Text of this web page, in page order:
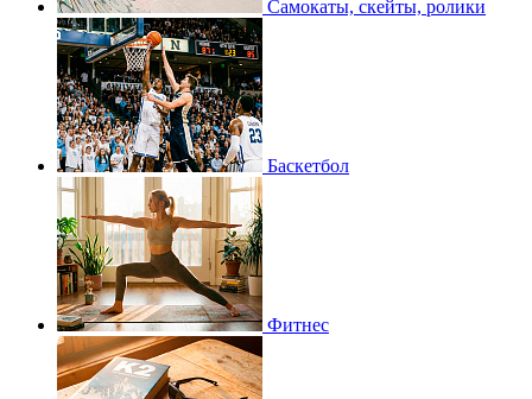
Самокаты, скейты, ролики
Баскетбол
Фитнес